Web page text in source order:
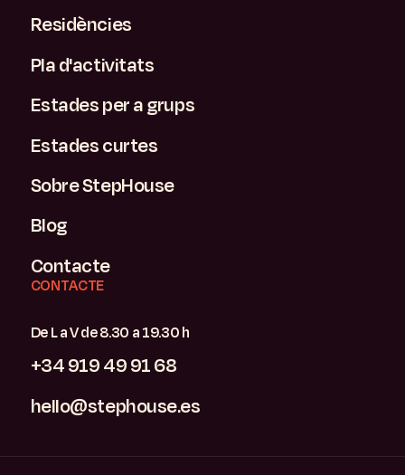
Residències
Pla d'activitats
Estades per a grups
Estades curtes
Sobre StepHouse
Blog
Contacte
CONTACTE
De L a V de 8.30 a 19.30 h
+34 919 49 91 68
hello@stephouse.es